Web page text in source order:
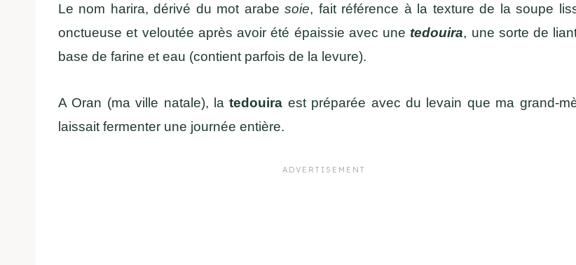
Le nom harira, dérivé du mot arabesoie, fait référence à la texture de la soupe
onctueuse et veloutée après avoir été épaissie avec une tedouira, une sorte de
base de farine et eau (contient parfois de la levure).
A Oran (ma ville natale), latedouira est préparée avec du levain que ma grand-
laissait fermenter une journée entière.